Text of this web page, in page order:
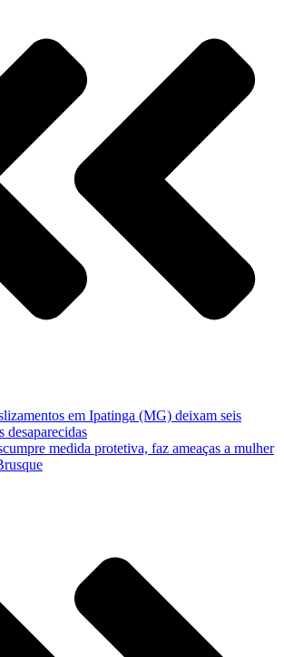
em Ipatinga (MG) deixam seis
desaparecidas
medida protetiva, faz ameaças a mulher